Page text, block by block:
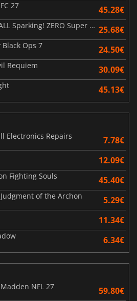
27 45.28€
DRAGON BALL Sparking! ZERO Super Limit Breaking NEO 25.68€
Ops 7 24.50€
Requiem 30.09€
45.13€
Electronics Repairs
7.78€
12.09€
Fighting Souls 45.40€
of the Archon 5.29€
11.34€
6.34€
Madden NFL 27
59.80€